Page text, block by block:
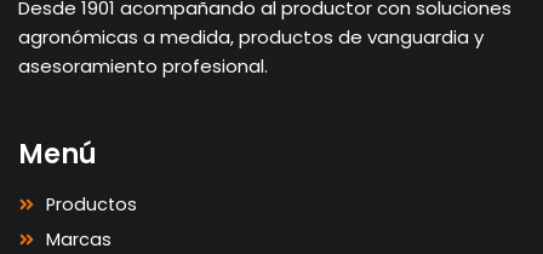
Desde 1901 acompañando al productor con soluciones
agronómicas a medida, productos de vanguardia y
asesoramiento profesional.
Menú
Productos
Marcas